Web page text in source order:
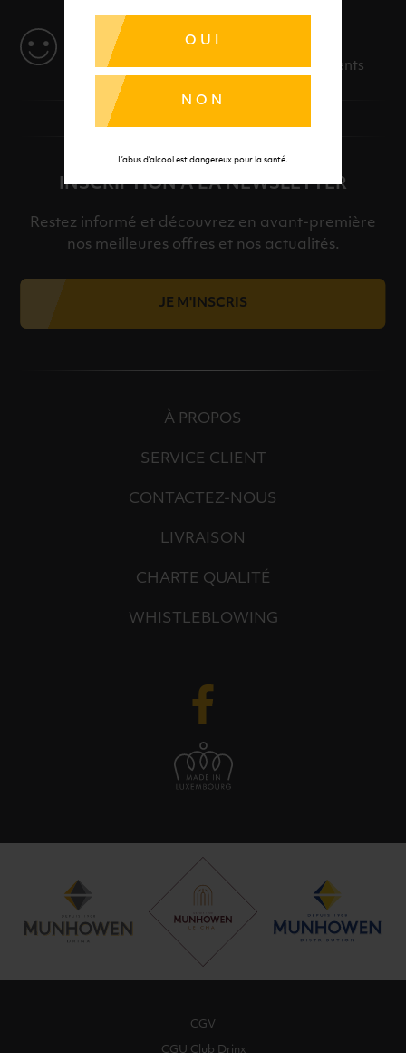
OUI
NON
L’abus d’alcool est dangereux pour la santé.
SERVICE
Des solutions adaptées à vos événements
INSCRIPTION À LA NEWSLETTER
Restez informé et découvrez en avant-première
nos meilleures offres et nos actualités.
JE M'INSCRIS
À PROPOS
SERVICE CLIENT
CONTACTEZ-NOUS
LIVRAISON
CHARTE QUALITÉ
WHISTLEBLOWING
CGV
CGU Club Drinx